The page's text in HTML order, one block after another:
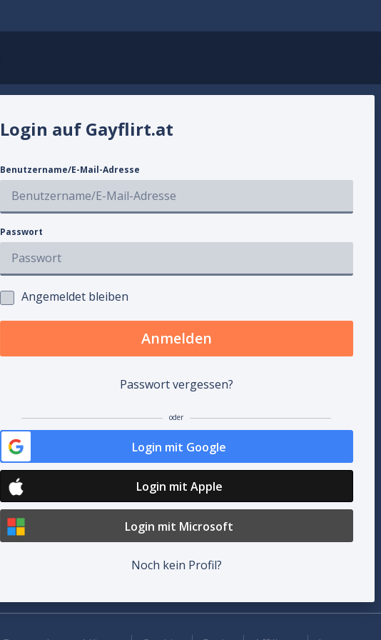
Login auf Gayflirt.at
Benutzername/E-Mail-Adresse
Passwort
Angemeldet bleiben
Anmelden
Passwort vergessen?
oder
Login mit Google
Login mit Apple
Login mit Microsoft
Noch kein Profil?